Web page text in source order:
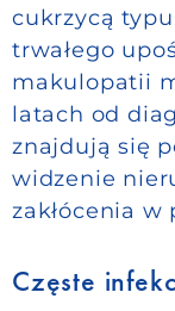
cukrzycą
trwałego
makulopatii
latach od
znajdują się
widzenie
zakłócenia
Częste